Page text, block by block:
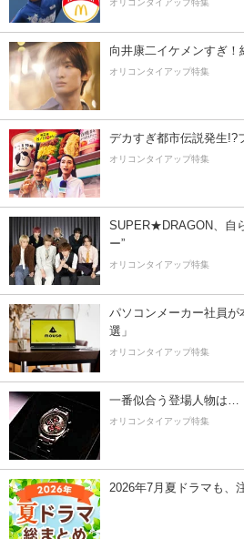
向井康二イケメンすぎ！
オリコンタイアップ特集
デカすぎ都市伝説発生!?
オリコンタイアップ特集
SUPER★DRAGON、自
ー”
オリコンタイアップ特集
パソコンメーカー社員
選」
オリコンタイアップ特集
一番似合う登場人物は…
オリコンタイアップ特集
2026年7月夏ドラマも、